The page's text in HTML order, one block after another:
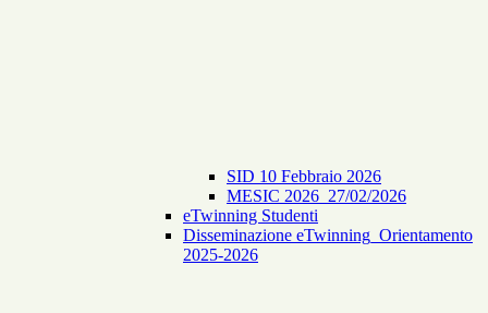
SID 10 Febbraio 2026
MESIC 2026_27/02/2026
eTwinning Studenti
Disseminazione eTwinning_Orientamento
2025-2026